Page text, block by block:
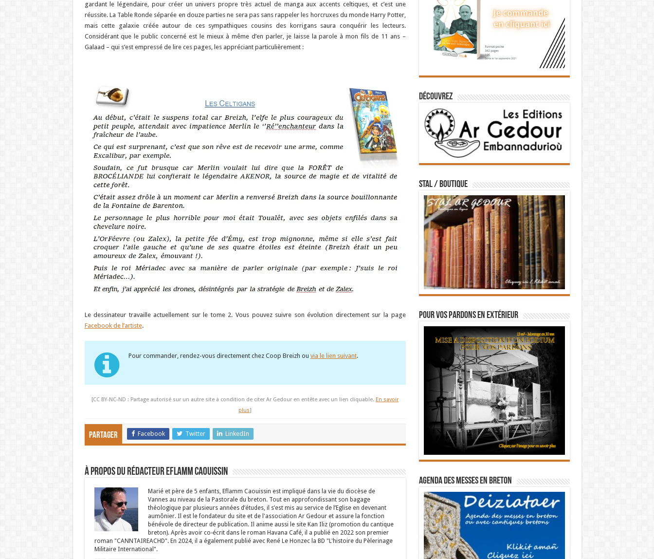
gardant le légendaire, pour créer un univers propre très actuel de manga aux accents celtiques, et c’est une
réussite. La Table Ronde séparée en douze parties ne sera pas sans rappeler les horcruxes du monde Harry Potter,
mais cette galaxie créée autour de ces sympathiques cousins des korrigans saura conquérir les lecteurs.
Considérant que le public concerné est le mieux à même d’en parler, je laisse la parole à mon fils de 11 ans –
Galaad – qui s’est empressé de lire ces pages, les appréciant particulièrement :
Le dessinateur travaille actuellement sur le tome 2. Vous pouvez suivre son évolution directement sur la page
Facebook de l’artiste.
Pour commander, rendez-vous directement chez Coop Breizh ou via le lien suivant.
[CC BY-NC-ND : Partage autorisé sur un autre site à condition de citer Ar Gedour en entête avec un lien cliquable. En savoir
plus]
Partager Facebook Twitter LinkedIn
À propos du rédacteur Eflamm Caouissin
Marié et père de 5 enfants, Eflamm Caouissin est impliqué dans la vie du diocèse de
Vannes au niveau de la Pastorale du breton. Tout en approfondissant son bagage
théologique par plusieurs années d’études, il s’est mis au service de l’Eglise en devenant
aumônier. Il est le fondateur du site et de l'association Ar Gedour et assure la fonction
bénévole de directeur de publication. Il anime aussi le site Kan Iliz (promotion du cantique
breton). Après avoir co-écrit dans le roman Havana Café, il a publié en 2022 son premier
roman "CANNTAIREACHD". En 2024, il a également publié avec René Le Honzec la BD "L'histoire du Pèlerinage
Militaire International".
Découvrez
STAL / BOUTIQUE
Pour vos pardons en extérieur
Agenda des messes en breton